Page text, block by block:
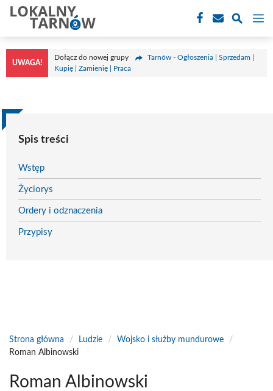
Przejdź
treści
UWAGA!
Dołącz do nowej grupy
Tarnów - Ogłoszenia | Sprzedam |
Kupię | Zamienię | Praca
Spis treści
Wstęp
Życiorys
Ordery i odznaczenia
Przypisy
Strona główna / Ludzie / Wojsko i służby mundurowe
/
Roman Albinowski
Roman Albinowski